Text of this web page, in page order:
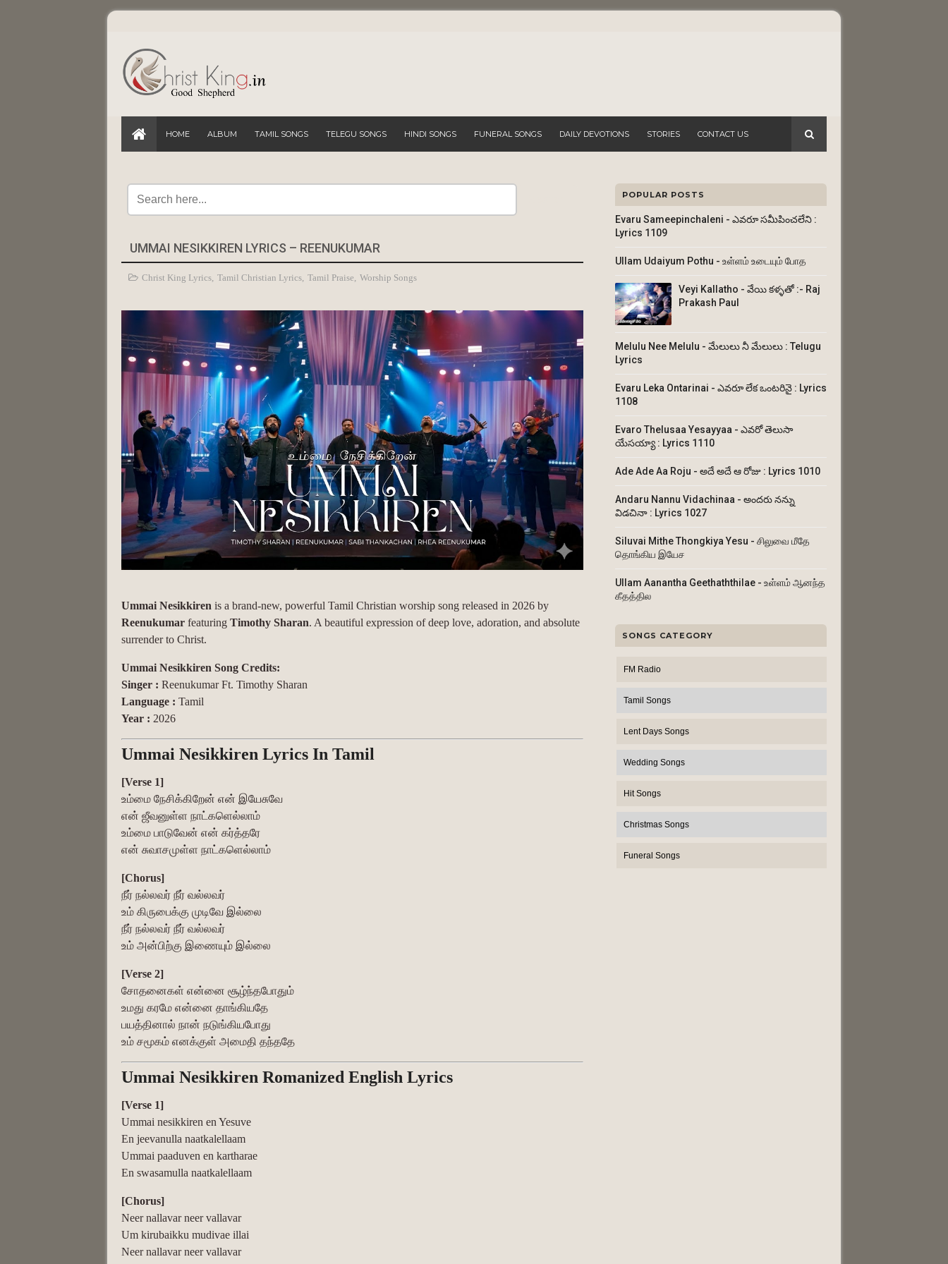
HOME ALBUM TAMIL SONGS TELEGU SONGS HINDI SONGS FUNERAL SONGS DAILY DEVOTIONS STORIES CONTACT US
UMMAI NESIKKIREN LYRICS – REENUKUMAR
Christ King Lyrics, Tamil Christian Lyrics, Tamil Praise, Worship Songs
Ummai Nesikkiren is a brand-new, powerful Tamil Christian worship song released in 2026 by
Reenukumar featuring Timothy Sharan. A beautiful expression of deep love, adoration, and absolute
surrender to Christ.
Ummai Nesikkiren Song Credits:
Singer : Reenukumar Ft. Timothy Sharan
Language : Tamil
Year : 2026
Ummai Nesikkiren Lyrics In Tamil
[Verse 1]
உம்மை நேசிக்கிறேன் என் இயேசுவே
என் ஜீவனுள்ள நாட்களெல்லாம்
உம்மை பாடுவேன் என் கர்த்தரே
என் சுவாசமுள்ள நாட்களெல்லாம்
[Chorus]
நீர் நல்லவர் நீர் வல்லவர்
உம் கிருபைக்கு முடிவே இல்லை
நீர் நல்லவர் நீர் வல்லவர்
உம் அன்பிற்கு இணையும் இல்லை
[Verse 2]
சோதனைகள் என்னை சூழ்ந்தபோதும்
உமது கரமே என்னை தாங்கியதே
பயத்தினால் நான் நடுங்கியபோது
உம் சமூகம் எனக்குள் அமைதி தந்ததே
Ummai Nesikkiren Romanized English Lyrics
[Verse 1]
Ummai nesikkiren en Yesuve
En jeevanulla naatkalellaam
Ummai paaduven en kartharae
En swasamulla naatkalellaam
[Chorus]
Neer nallavar neer vallavar
Um kirubaikku mudivae illai
Neer nallavar neer vallavar
POPULAR POSTS
Evaru Sameepinchaleni - ఎవరూ సమీపించలేని :
Lyrics 1109
Ullam Udaiyum Pothu - உள்ளம் உடையும் போத
Veyi Kallatho - వేయి కళ్ళతో :- Raj
Prakash Paul
Melulu Nee Melulu - మేలులు నీ మేలులు : Telugu
Lyrics
Evaru Leka Ontarinai - ఎవరూ లేక ఒంటరినై : Lyrics
1108
Evaro Thelusaa Yesayyaa - ఎవరో తెలుసా
యేసయ్యా : Lyrics 1110
Ade Ade Aa Roju - అదే అదే ఆ రోజు : Lyrics 1010
Andaru Nannu Vidachinaa - అందరు నన్ను
విడచినా : Lyrics 1027
Siluvai Mithe Thongkiya Yesu - சிலுவை மீதே
தொங்கிய இயேச
Ullam Aanantha Geethaththilae - உள்ளம் ஆனந்த
கீதத்தில
SONGS CATEGORY
FM Radio
Tamil Songs
Lent Days Songs
Wedding Songs
Hit Songs
Christmas Songs
Funeral Songs